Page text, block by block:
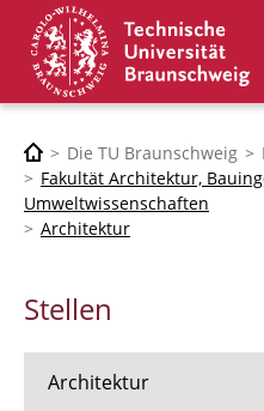
Die TU Braunschweig
Fakultät Architektur,
Umweltwissenschaften
Architektur
Stellen
Architektur